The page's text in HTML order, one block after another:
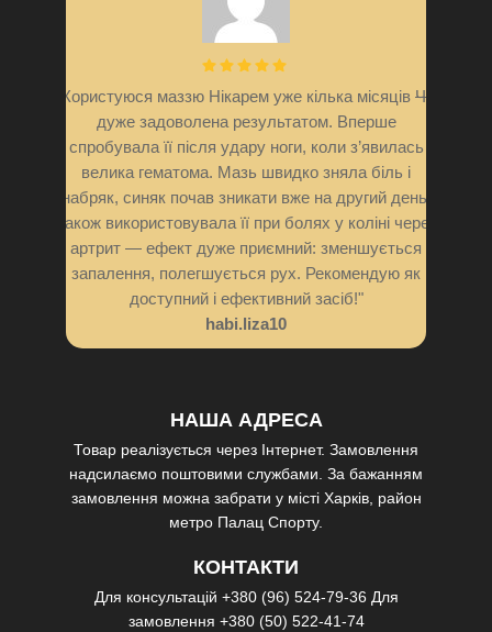
НАША АДРЕСА
Товар реалізується через Інтернет. Замовлення
надсилаємо поштовими службами. За бажанням
замовлення можна забрати у місті Харків, район
метро Палац Спорту.
КОНТАКТИ
Для консультацій +380 (96) 524-79-36 Для
замовлення +380 (50) 522-41-74
Користуюся маззю Нікарем уже кілька місяців —
дуже задоволена результатом. Вперше
спробувала її після удару ноги, коли з’явилась
велика гематома. Мазь швидко зняла біль і
набряк, синяк почав зникати вже на другий день.
Також використовувала її при болях у коліні через
артрит — ефект дуже приємний: зменшується
запалення, полегшується рух. Рекомендую як
доступний і ефективний засіб!"
habi.liza10
Чудова